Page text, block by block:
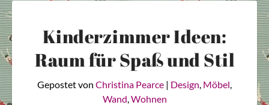
Kinderzimmer Ideen:
Raum für Spaß und Stil
Gepostet von Christina Pearce | Design, Möbel,
Wand,Wohnen